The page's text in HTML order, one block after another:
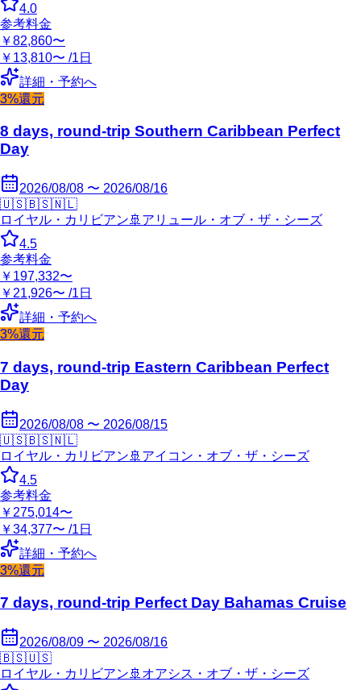
4.0
参考料金
￥82,860〜
￥13,810〜 /1日
詳細・予約へ
3%還元
8 days, round-trip Southern Caribbean Perfect
Day
2026/08/08 〜 2026/08/16
🇺🇸🇧🇸🇳🇱
ロイヤル・カリビアン 🚢 アリュール・オブ・ザ・シーズ
4.5
参考料金
￥197,332〜
￥21,926〜 /1日
詳細・予約へ
3%還元
7 days, round-trip Eastern Caribbean Perfect
Day
2026/08/08 〜 2026/08/15
🇺🇸🇧🇸🇳🇱
ロイヤル・カリビアン 🚢 アイコン・オブ・ザ・シーズ
4.5
参考料金
￥275,014〜
￥34,377〜 /1日
詳細・予約へ
3%還元
7 days, round-trip Perfect Day Bahamas Cruise
2026/08/09 〜 2026/08/16
🇧🇸🇺🇸
ロイヤル・カリビアン 🚢 オアシス・オブ・ザ・シーズ